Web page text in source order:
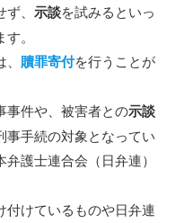
ず、示談を試みるといっ
。
贖罪寄付を行うことが
事件や、被害者との示談
事手続の対象となってい
護士連合会（日弁連）
付けているものや日弁連